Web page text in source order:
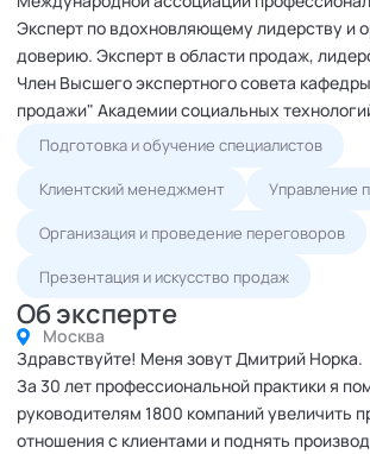
Эксперт по вдохновляющему лидерству и
доверию. Эксперт в области продаж,
Член Высшего экспертного совета
продажи" Академии социальных
Подготовка и обучение специалистов
Клиентский менеджмент Управление
Организация и проведение переговоров
Презентация и искусство продаж
Об эксперте
Москва
Здравствуйте! Меня зовут Дмитрий Норка.
За 30 лет профессиональной практики я
руководителям 1800 компаний увеличить
отношения с клиентами и поднять